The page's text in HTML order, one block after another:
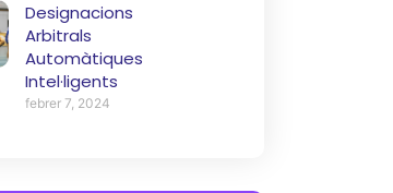
Designacions
Arbitrals
Automàtiques
Intel·ligents
febrer 7, 2024